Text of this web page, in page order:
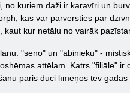
no kuriem daži ir karavīri un
kas var pārvērsties par
kaut kur netālu no vairāk
"seno" un "abinieku" -
attēlam. Katrs "filiāle"
pāris duci līmeņos tev gadās